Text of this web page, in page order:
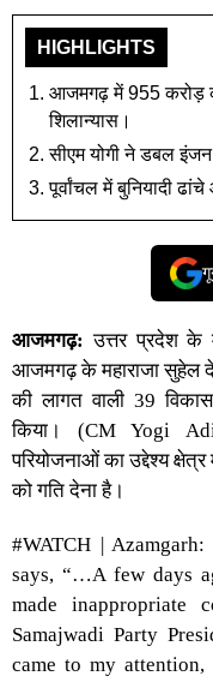
HIGHLIGHTS
आजमगढ़ में 955 करोड़
शिलान्यास।
सीएम योगी ने डबल इंजन
पूर्वांचल में बुनियादी
आजमगढ़: उत्तर प्रदेश के
आजमगढ़ के महाराजा सुहेल
की लागत वाली 39
किया। (CM Yogi
परियोजनाओं का उद्देश्य
को गति देना है।
#WATCH |
says, “…A few days
made inappropriate
Samajwadi Party
came to my